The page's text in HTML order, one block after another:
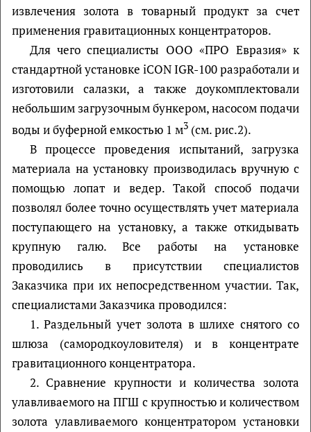
извлечения золота в товарный продукт за счет
применения гравитационных концентраторов.
Для чего специалисты ООО «ПРО Евразия» к
стандартной установке iCON IGR-100 разработали и
изготовили салазки, а также доукомплектовали
небольшим загрузочным бункером, насосом подачи
воды и буферной емкостью 1 м3 (см. рис.2).
В процессе проведения испытаний, загрузка
материала на установку производилась вручную с
помощью лопат и ведер. Такой способ подачи
позволял более точно осуществлять учет материала
поступающего на установку, а также откидывать
крупную галю. Все работы на установке
проводились в присутствии специалистов
Заказчика при их непосредственном участии. Так,
специалистами Заказчика проводился:
1. Раздельный учет золота в шлихе снятого со
шлюза (самородкоуловителя) и в концентрате
гравитационного концентратора.
2. Сравнение крупности и количества золота
улавливаемого на ПГШ с крупностью и количеством
золота улавливаемого концентратором установки